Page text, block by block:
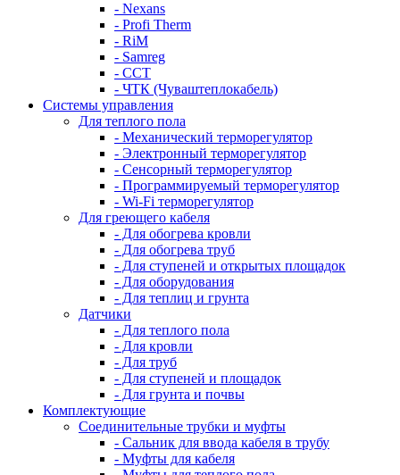
- Nexans
- Profi Therm
- RiM
- Samreg
- ССТ
- ЧТК (Чуваштеплокабель)
Системы управления
Для теплого пола
- Механический терморегулятор
- Электронный терморегулятор
- Сенсорный терморегулятор
- Программируемый терморегулятор
- Wi-Fi терморегулятор
Для греющего кабеля
- Для обогрева кровли
- Для обогрева труб
- Для ступеней и открытых площадок
- Для оборудования
- Для теплиц и грунта
Датчики
- Для теплого пола
- Для кровли
- Для труб
- Для ступеней и площадок
- Для грунта и почвы
Комплектующие
Соединительные трубки и муфты
- Сальник для ввода кабеля в трубу
- Муфты для кабеля